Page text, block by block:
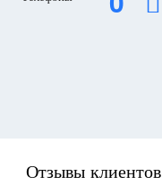
Отзывы клиентов